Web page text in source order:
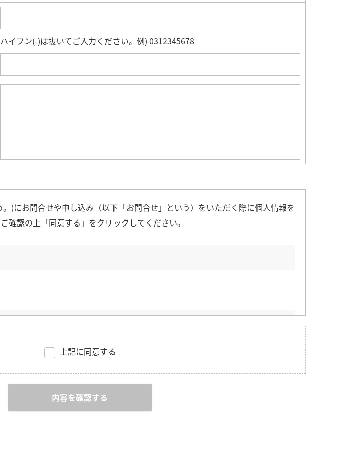
ハイフン(-)は抜いてご入力ください。例) 0312345678
上記に同意する
内容を確認する